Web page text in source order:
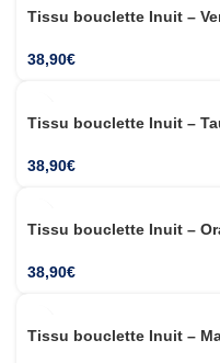
Tissu bouclette Inuit –
38,90€
Tissu bouclette Inuit –
38,90€
Tissu bouclette Inuit –
38,90€
Tissu bouclette Inuit –